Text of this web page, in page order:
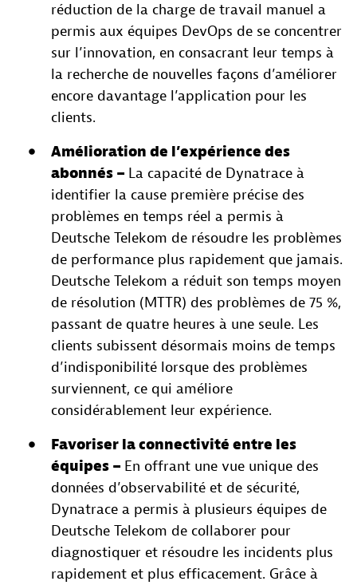
réduction de la charge de travail manuel a
permis aux équipes DevOps de se concentrer
sur l’innovation, en consacrant leur temps à
la recherche de nouvelles façons d’améliorer
encore davantage l’application pour les
clients.
Amélioration de l’expérience des
abonnés – La capacité de Dynatrace à
identifier la cause première précise des
problèmes en temps réel a permis à
Deutsche Telekom de résoudre les problèmes
de performance plus rapidement que jamais.
Deutsche Telekom a réduit son temps moyen
de résolution (MTTR) des problèmes de 75 %,
passant de quatre heures à une seule. Les
clients subissent désormais moins de temps
d’indisponibilité lorsque des problèmes
surviennent, ce qui améliore
considérablement leur expérience.
Favoriser la connectivité entre les
équipes – En offrant une vue unique des
données d’observabilité et de sécurité,
Dynatrace a permis à plusieurs équipes de
Deutsche Telekom de collaborer pour
diagnostiquer et résoudre les incidents plus
rapidement et plus efficacement. Grâce à